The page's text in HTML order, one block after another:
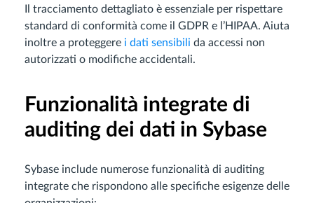
Il tracciamento dettagliato è essenziale per rispettare
standard di conformità come il GDPR e l’HIPAA. Aiuta
inoltre a proteggere i dati sensibili da accessi non
autorizzati o modifiche accidentali.
Funzionalità integrate di
auditing dei dati in Sybase
Sybase include numerose funzionalità di auditing
integrate che rispondono alle specifiche esigenze delle